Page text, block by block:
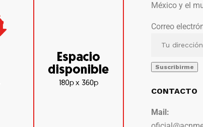
México y el
Correo
CONTACTO
Mail: